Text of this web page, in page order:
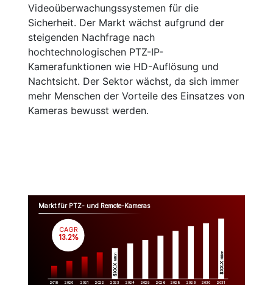
Videoüberwachungssystemen für die
Sicherheit. Der Markt wächst aufgrund der
steigenden Nachfrage nach
hochtechnologischen PTZ-IP-
Kamerafunktionen wie HD-Auflösung und
Nachtsicht. Der Sektor wächst, da sich immer
mehr Menschen der Vorteile des Einsatzes von
Kameras bewusst werden.
Markt für PTZ- und Remote-Kameras
2019 2020 2021 2022 2023 2024 2025 2026 2028 2029 2030 2031
$XX.X
Million
$XX.X
Million
CAGR
13.2%